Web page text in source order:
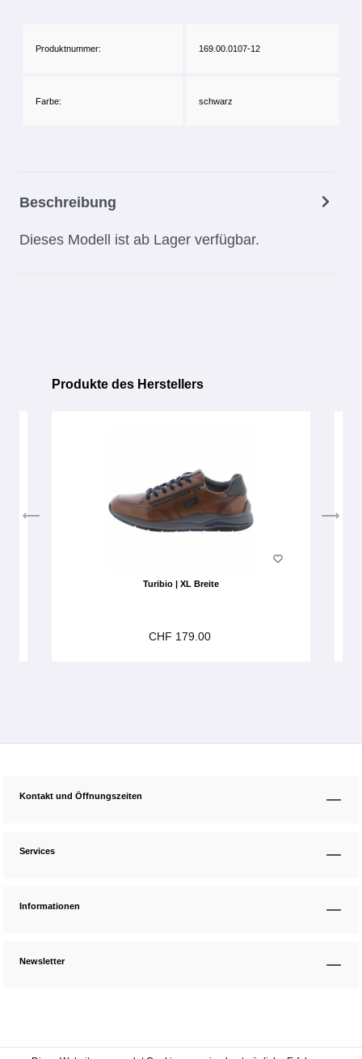
Produktnummer: 169.00.0107-12
Farbe: schwarz
Beschreibung
Dieses Modell ist ab Lager verfügbar.
Produktgalerie überspringen
Produkte des Herstellers
Turibio | XL Breite
CHF 179.00
Kontakt und Öffnungszeiten
Services
Informationen
Newsletter